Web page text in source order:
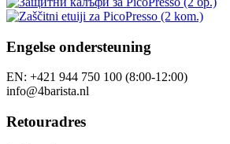
Engelse ondersteuning
EN: +421 944 750 100 (8:00-12:00)
info@4barista.nl
Retouradres